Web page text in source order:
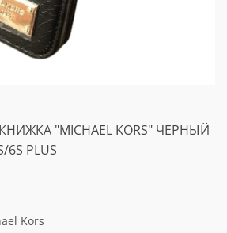
"MICHAEL KORS" ЧЕРНЫЙ
6S PLUS
Kors